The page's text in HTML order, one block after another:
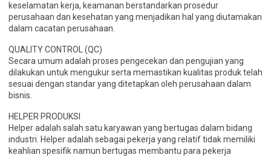
keselamatan kerja, keamanan berstandarkan prosedur
perusahaan dan kesehatan yang menjadikan hal yang diutamakan
dalam cacatan perusahaan.
QUALITY CONTROL (QC)
Secara umum adalah proses pengecekan dan pengujian yang
dilakukan untuk mengukur serta memastikan kualitas produk telah
sesuai dengan standar yang ditetapkan oleh perusahaan dalam
bisnis.
HELPER PRODUKSI
Helper adalah salah satu karyawan yang bertugas dalam bidang
industri. Helper adalah sebagai pekerja yang relatif tidak memiliki
keahlian spesifik namun bertugas membantu para pekerja